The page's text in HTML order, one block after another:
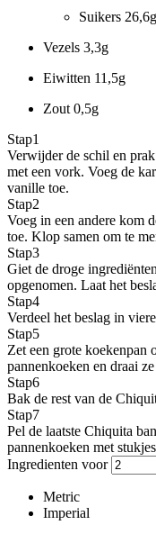
Suikers 26,6g
Vezels 3,3g
Eiwitten 11,5g
Zout 0,5g
Stap1
Verwijder de schil en
met een vork. Voeg de
vanille toe.
Stap2
Voeg in een andere kom
toe. Klop samen om te
Stap3
Giet de droge
opgenomen. Laat het
Stap4
Verdeel het beslag in
Stap5
Zet een grote koekenpan
pannenkoeken en draai
Stap6
Bak de rest van de
Stap7
Pel de laatste Chiquita
pannenkoeken met
Ingredienten voor
Metric
Imperial